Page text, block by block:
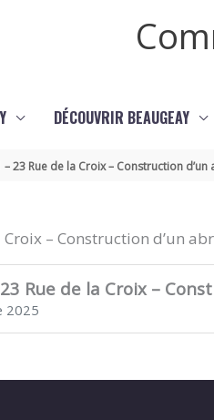
DÉCOUVRIR BEAUGEAY
– 23 Rue de la Croix – Construction
– Construction d’un
Rue de la Croix –
2025